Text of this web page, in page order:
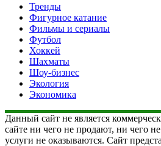
Тренды
Фигурное катание
Фильмы и сериалы
Футбол
Хоккей
Шахматы
Шоу-бизнес
Экология
Экономика
Данный сайт не является
сайте ни чего не продают, ни чего
услуги не оказываются. Сайт